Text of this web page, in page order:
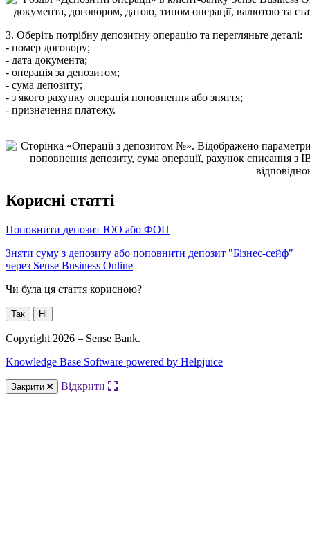
3. Оберіть потрібну депозитну операцію та перегляньте деталі:
- номер договору;
- дата документа;
- операція за депозитом;
- сума депозиту;
- з якого рахунку операція поповнення або зняття;
- призначення платежу.
Корисні статті
Поповнити депозит ЮО або ФОП
Зняти суму з депозиту або поповнити депозит "Бізнес-сейф"
через Sense Business Online
Чи була ця стаття корисною?
Так Ні
Copyright 2026 – Sense Bank.
Knowledge Base Software powered by Helpjuice
Закрити Відкрити